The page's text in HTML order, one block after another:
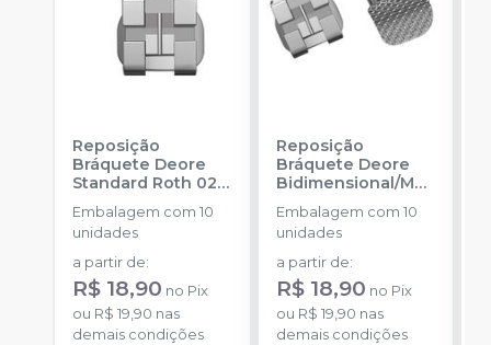
Reposição
Bráquete Deore
Standard Roth 022
INFINITY
ORTHODONTICS
Embalagem com 10
unidades
a partir de:
R$ 18,90 no Pix
ou R$ 19,90 nas
demais condições
Reposição
Bráquete Deore
Bidimensional/MB
T 018
ORTHODONTICS
Embalagem com 10
unidades
a partir de:
R$ 18,90 no Pix
ou R$ 19,90 nas
demais condições